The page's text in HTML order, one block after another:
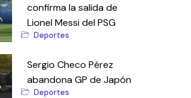
confirma la salida de
Lionel Messi del PSG
Deportes
Sergio Checo Pérez
abandona GP de Japón
Deportes